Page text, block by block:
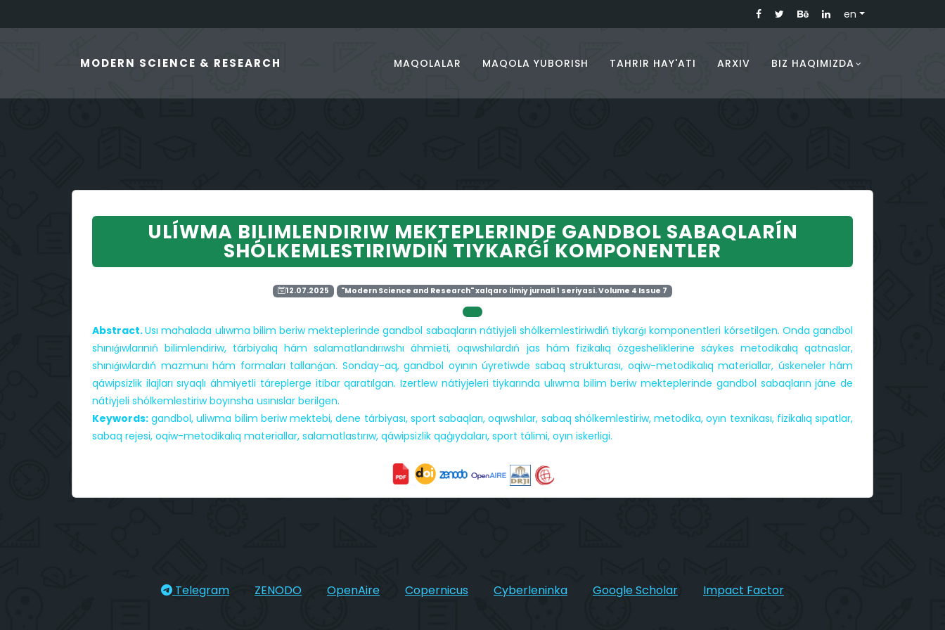
en
MODERN SCIENCE & RESEARCH MAQOLALAR MAQOLA YUBORISH TAHRIR HAY'ATI ARXIV BIZ HAQIMIZDA
ULÍWMA BILIMLENDIRIW MEKTEPLERINDE GANDBOL SABAQLARÍN
SHÓLKEMLESTIRIWDIŃ TIYKARǴÍ KOMPONENTLER
12.07.2025 "Modern Science and Research" xalqaro ilmiy jurnali 1 seriyasi. Volume 4 Issue 7
Abstract.Usı mahalada ulıwma bilim beriw mekteplerinde gandbol sabaqların nátiyjeli shólkemlestiriwdiń tiykarǵı komponentleri kórsetilgen. Onda gandbol
shınıǵıwlarınıń bilimlendiriw, tárbiyalıq hám salamatlandırıwshı áhmieti, oqıwshılardıń jas hám fizikalıq ózgesheliklerine sáykes metodikalıq qatnaslar,
shınıǵıwlardıń mazmunı hám formaları tallanǵan. Sonday-aq, gandbol oyının úyretiwde sabaq strukturası, oqiw-metodikalıq materiallar, úskeneler hám
qáwipsizlik ilajları sıyaqlı áhmiyetli táreplerge itibar qaratılgan. Izertlew nátiyjeleri tiykarında ulıwma bilim beriw mekteplerinde gandbol sabaqların jáne de
nátiyjeli shólkemlestiriw boyınsha usınıslar berilgen.
Keywords: gandbol, uliwma bilim beriw mektebi, dene tárbiyası, sport sabaqları, oqıwshılar, sabaq shólkemlestiriw, metodika, oyın texnikası, fizikalıq sıpatlar,
sabaq rejesi, oqiw-metodikalıq materiallar, salamatlastırıw, qáwipsizlik qaģıydaları, sport tálimi, oyın iskerligi.
Telegram ZENODO OpenAire Copernicus Cyberleninka Google Scholar Impact Factor